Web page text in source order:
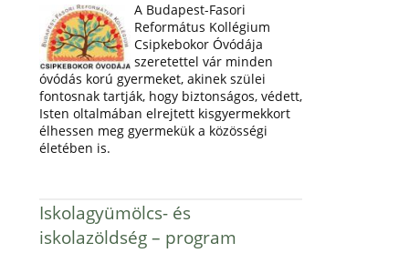
A Budapest-Fasori
Református Kollégium
Csipkebokor Óvódája
szeretettel vár minden
óvódás korú gyermeket, akinek szülei
fontosnak tartják, hogy biztonságos, védett,
Isten oltalmában elrejtett kisgyermekkort
élhessen meg gyermekük a közösségi
életében is.
Iskolagyümölcs- és
iskolazöldség – program